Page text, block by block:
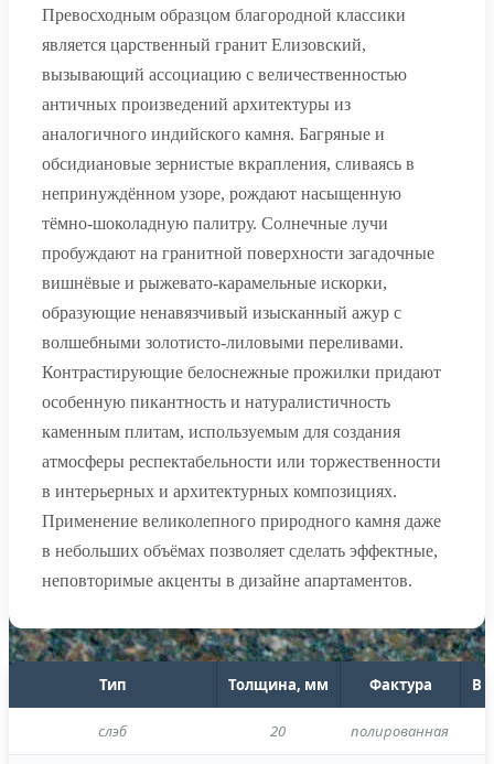
Превосходным образцом благородной классики
является царственный гранит Елизовский,
вызывающий ассоциацию с величественностью
античных произведений архитектуры из
аналогичного индийского камня. Багряные и
обсидиановые зернистые вкрапления, сливаясь в
непринуждённом узоре, рождают насыщенную
тёмно-шоколадную палитру. Солнечные лучи
пробуждают на гранитной поверхности загадочные
вишнёвые и рыжевато-карамельные искорки,
образующие ненавязчивый изысканный ажур с
волшебными золотисто-лиловыми переливами.
Контрастирующие белоснежные прожилки придают
особенную пикантность и натуралистичность
каменным плитам, используемым для создания
атмосферы респектабельности или торжественности
в интерьерных и архитектурных композициях.
Применение великолепного природного камня даже
в небольших объёмах позволяет сделать эффектные,
неповторимые акценты в дизайне апартаментов.
Тип Толщина, мм Фактура В
слэб 20 полированная